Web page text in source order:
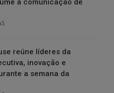
a comunicação de
reúne líderes da
inovação e
a semana da